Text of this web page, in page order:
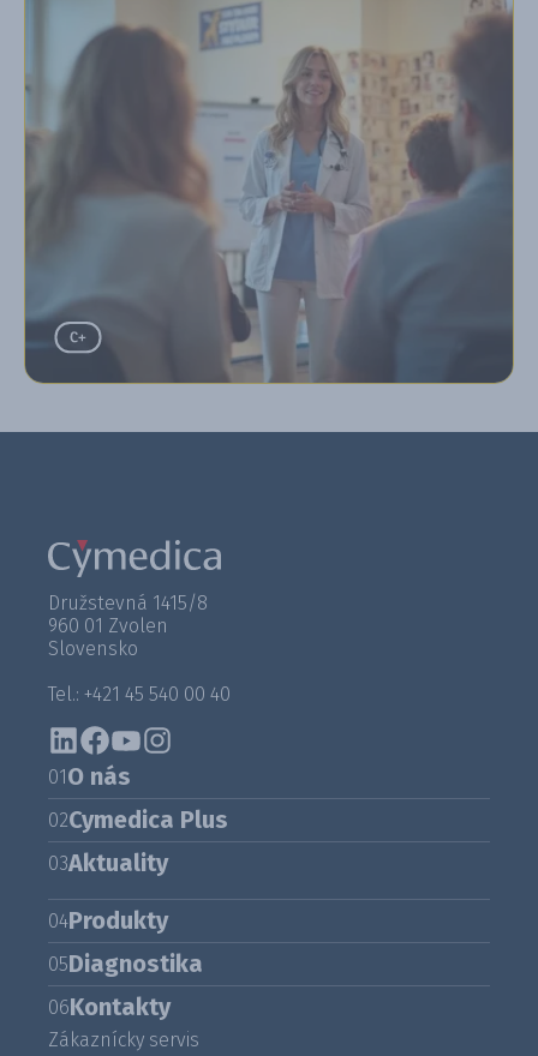
Družstevná 1415/8
960 01 Zvolen
Slovensko
Tel.: +421 45 540 00 40
01O nás
02Cymedica Plus
03Aktuality
04Produkty
05Diagnostika
06Kontakty
Zákaznícky servis